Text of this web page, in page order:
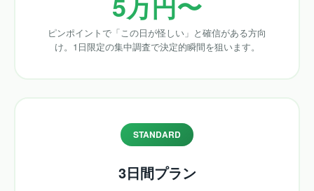
ピンポイントで「この日が怪しい」と確信がある方向
け。1日限定の集中調査で決定的瞬間を狙います。
STANDARD
3日間プラン